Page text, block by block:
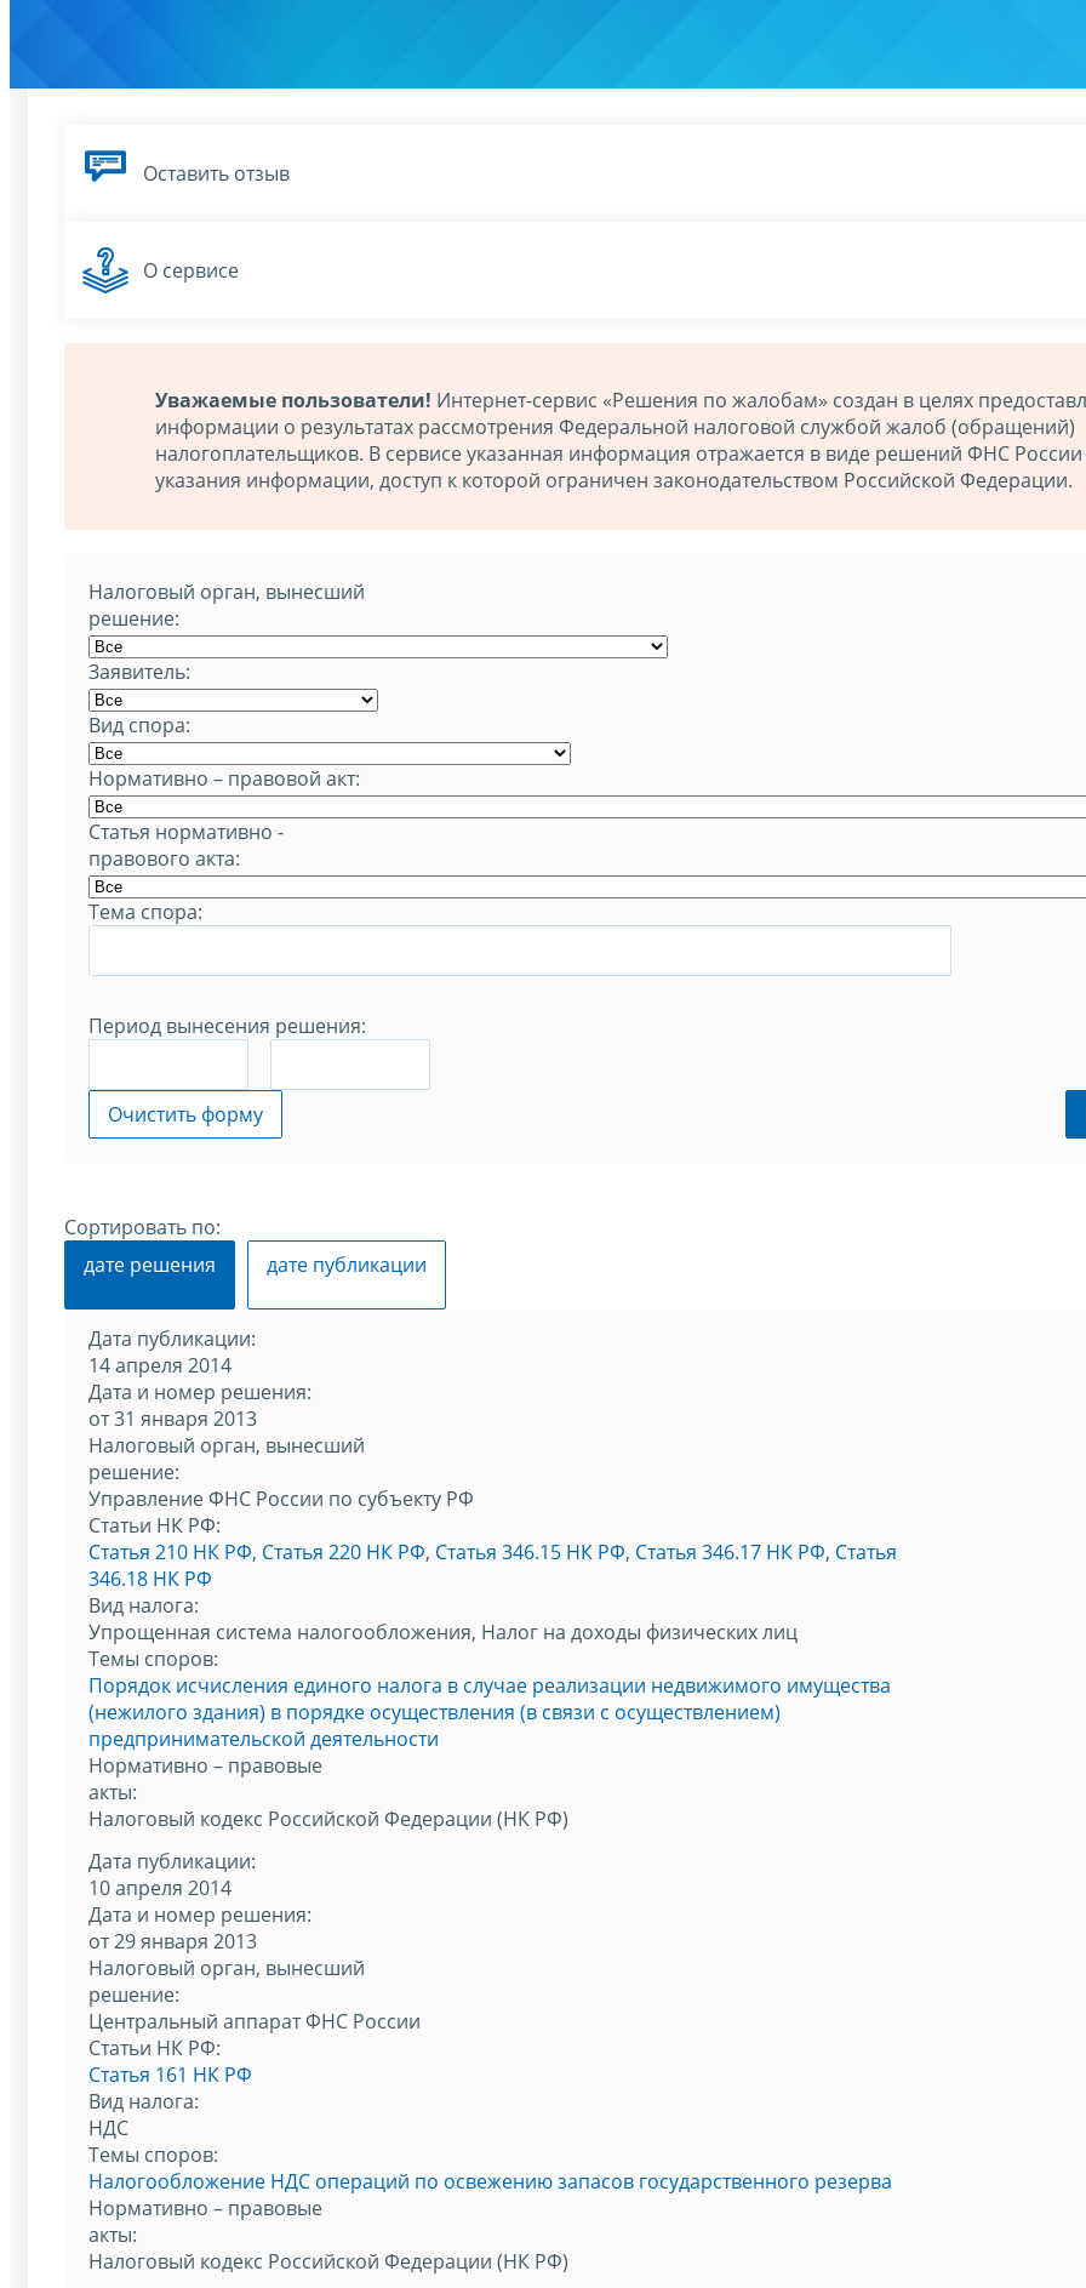
Оставить отзыв
О сервисе
Уважаемые пользователи! Интернет-сервис «Решения по жалобам» создан в целях
информации о результатах рассмотрения Федеральной налоговой службой жалоб (обращений)
налогоплательщиков. В сервисе указанная информация отражается в виде решений ФНС России
указания информации, доступ к которой ограничен законодательством Российской Федерации.
Налоговый орган, вынесший
решение:
Заявитель:
Вид спора:
Нормативно – правовой акт:
Статья нормативно -
правового акта:
Тема спора:
Период вынесения решения:
Очистить форму
Сортировать по:
дате решения
дате публикации
Дата публикации:
14 апреля 2014
Дата и номер решения:
от 31 января 2013
Налоговый орган, вынесший
решение:
Управление ФНС России по субъекту РФ
Статьи НК РФ:
Статья 210 НК РФ, Статья 220 НК РФ, Статья 346.15 НК РФ, Статья 346.17 НК РФ, Статья
346.18 НК РФ
Вид налога:
Упрощенная система налогообложения, Налог на доходы физических лиц
Темы споров:
Порядок исчисления единого налога в случае реализации недвижимого имущества
(нежилого здания) в порядке осуществления (в связи с осуществлением)
предпринимательской деятельности
Нормативно – правовые
акты:
Налоговый кодекс Российской Федерации (НК РФ)
Дата публикации:
10 апреля 2014
Дата и номер решения:
от 29 января 2013
Налоговый орган, вынесший
решение:
Центральный аппарат ФНС России
Статьи НК РФ:
Статья 161 НК РФ
Вид налога:
НДС
Темы споров:
Налогообложение НДС операций по освежению запасов государственного резерва
Нормативно – правовые
акты:
Налоговый кодекс Российской Федерации (НК РФ)